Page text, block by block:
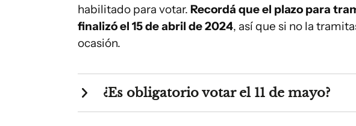
habilitado para votar. Recordá que el plazo para
finalizó el 15 de abril de 2024, así que si no la
ocasión.
¿Es obligatorio votar el 11 de mayo?